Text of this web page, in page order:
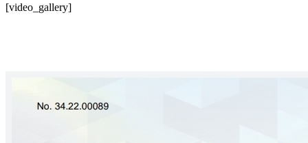
[video_gallery]